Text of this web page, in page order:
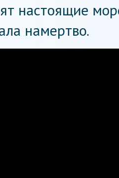
настоящие
намертво.